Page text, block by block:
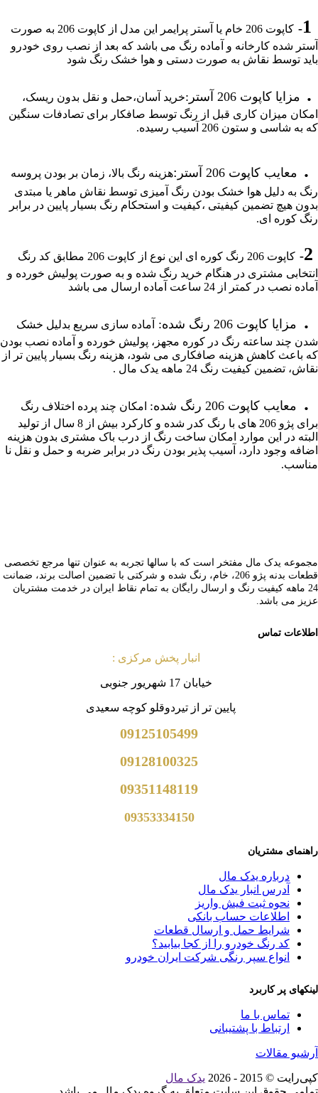
1
-
کاپوت 206 خام یا آستر پرایمر این مدل از کاپوت 206 به صورت
آستر شده کارخانه و آماده رنگ می باشد که بعد از نصب روی خودرو
باید توسط نقاش به صورت دستی و هوا خشک رنگ شود
. مزایا کاپوت 206 آستر:
خرید آسان،حمل و نقل بدون ریسک،
امکان میزان کاری قبل از رنگ توسط صافکار برای تصادفات سنگین
که به شاسی و ستون 206 آسیب رسیده.
. معایب کاپوت 206 آستر :هزینه رنگ بالا، زمان بر بودن پروسه
رنگ به دلیل هوا خشک بودن رنگ آمیزی توسط نقاش ماهر یا مبتدی
بدون هیچ تضمین کیفیتی ،کیفیت و استحکام رنگ بسیار پایین در برابر
رنگ کوره ای.
-
کاپوت 206 رنگ کوره ای این نوع از کاپوت 206 مطابق کد رنگ
انتخابی مشتری در هنگام خرید رنگ شده و به صورت پولیش خورده و
آماده نصب در کمتر از 24 ساعت آماده ارسال می باشد
. مزایا کاپوت 206 رنگ شده:
آماده سازی سریع بدلیل خشک
شدن چند ساعته رنگ در کوره مجهز، پولیش خورده و آماده نصب بودن
که باعث کاهش هزینه صافکاری می شود، هزینه رنگ بسیار پایین تر از
نقاش، تضمین کیفیت رنگ 24 ماهه یدک مال .
. معایب کاپوت 206 رنگ شده:
امکان چند پرده اختلاف رنگ
برای پژو 206 های با رنگ کدر شده و کارکرد بیش از 8 سال از تولید
البته در این موارد امکان ساخت رنگ از درب باک مشتری بدون هزینه
اضافه وجود دارد، آسیب پذیر بودن رنگ در برابر ضربه و حمل و نقل نا
مناسب.
مجموعه یدک مال مفتخر است که با سالها تجربه به عنوان تنها مرجع تخصصی
قطعات بدنه پژو 206، خام، رنگ شده و شرکتی با تضمین اصالت برند، ضمانت
24 ماهه کیفیت رنگ و ارسال رایگان به تمام نقاط ایران در خدمت مشتریان
عزیز می باشد.
اطلاعات تماس
انبار پخش مرکزی :
خیابان 17 شهریور جنوبی
پایین تر از تیردوقلو کوچه سعیدی
09125105499
09128100325
09351148119
09353334150
راهنمای مشتریان
درباره یدک مال
آدرس انبار یدک مال
نحوه ثبت فیش واریز
اطلاعات حساب بانکی
شرایط حمل و ارسال قطعات
کد رنگ خودرو را از کجا بیابید؟
انواع سپر رنگی شرکت ایران خودرو
لینکهای پر کاربرد
تماس با ما
ارتباط با پشتیبانی
آرشیو مقالات
کپی‌رایت © 2015 - 2026
یدک مال